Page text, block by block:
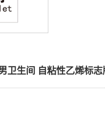
卫生间 自粘性乙烯标